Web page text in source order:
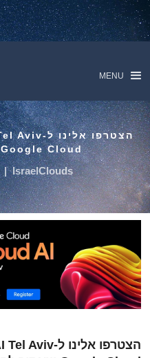
MENU
Google Cloud שאסור להחמיץ!
IsraelClouds
|